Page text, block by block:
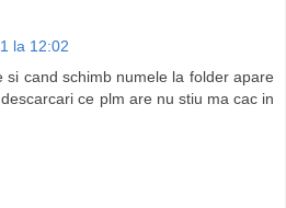
la 12:02
si cand schimb numele la folder apare
ce plm are nu stiu ma cac in